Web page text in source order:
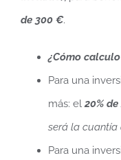
de 300 €.
¿Cómo calculo
Para una
más: el20%
será la cuantía
Para una